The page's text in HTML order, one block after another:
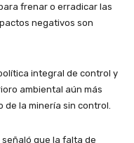
frenar o erradicar las
negativos son
integral de control y
ambiental aún más
la minería sin control.
que la falta de